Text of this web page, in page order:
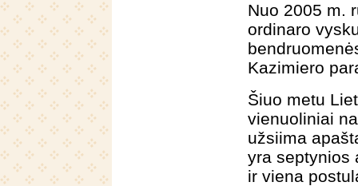
Nuo 2005 m.
ordinaro
Kazimiero
Šiuo metu
vienuoliniai
užsiima
yra septynios
ir viena